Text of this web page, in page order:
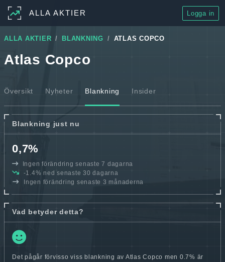
ALLA AKTIER Logga in
ALLA AKTIER BLANKNING ATLAS COPCO
Atlas Copco
Översikt Nyheter Blankning Insider
Blankning just nu
0,7%
Ingen förändring senaste 7 dagarna
-1.4% ned senaste 30 dagarna
Ingen förändring senaste 3 månaderna
Vad betyder detta?
Det pågår förvisso viss blankning av Atlas Copco men 0.7% är